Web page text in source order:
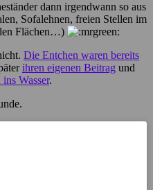
dann irgendwann so aus
Sofalehnen, freien Stellen im
Flächen…)
Die Entchen waren bereits
ihren eigenen Beitrag und
Wasser.